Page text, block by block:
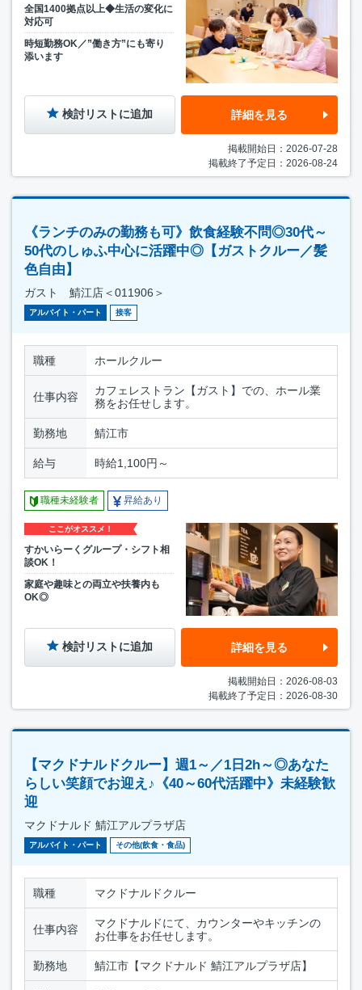
全国1400拠点以上◆生活の変化に
対応可
時短勤務OK／”働き方”にも寄り
添います
検討リストに追加 詳細を見る
掲載開始日：2026-07-28
掲載終了予定日：2026-08-24
《ランチのみの勤務も可》飲食経験不問◎30代～
50代のしゅふ中心に活躍中◎【ガストクルー／髪
色自由】
ガスト 鯖江店＜011906＞
アルバイト・パート 接客
職種 ホールクルー
仕事内容
カフェレストラン【ガスト】での、ホール業
務をお任せします。
勤務地 鯖江市
給与 時給1,100円～
職種未経験者 昇給あり
ここがオススメ！
すかいらーくグループ・シフト相
談OK！
家庭や趣味との両立や扶養内も
OK◎
検討リストに追加 詳細を見る
掲載開始日：2026-08-03
掲載終了予定日：2026-08-30
【マクドナルドクルー】週1～／1日2h～◎あなた
らしい笑顔でお迎え♪《40～60代活躍中》未経験歓
迎
マクドナルド 鯖江アルプラザ店
アルバイト・パート その他(飲食・食品)
職種 マクドナルドクルー
仕事内容
マクドナルドにて、カウンターやキッチンの
お仕事をお任せします。
勤務地 鯖江市【マクドナルド 鯖江アルプラザ店】